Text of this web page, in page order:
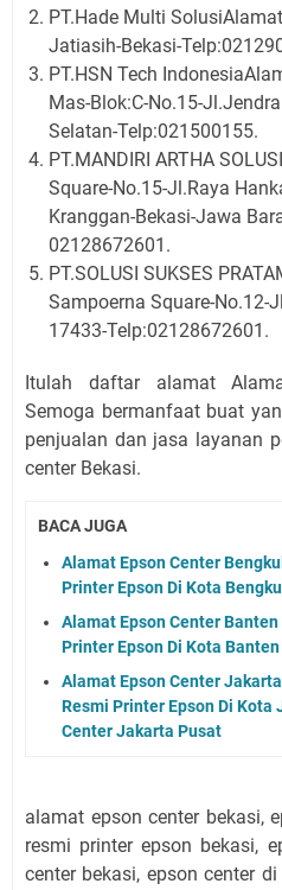
PT.Hade Multi
Jatiasih-Bekasi-
PT.HSN Tech
Mas-Blok:C-No.15-
Selatan-Telp:021500155.
PT.MANDIRI ARTHA
Square-No.15-Jl.Raya
Kranggan-Bekasi-Jawa
02128672601.
PT.SOLUSI SUKSES
Sampoerna Square-No.12-
17433-Telp:02128672601.
Itulah daftar alamat
Semoga bermanfaat buat
penjualan dan jasa layanan
center Bekasi.
BACA JUGA
Alamat Epson Center
Printer Epson Di Kota
Alamat Epson Center
Printer Epson Di Kota
Alamat Epson Center
Resmi Printer Epson Di Kota
Center Jakarta Pusat
alamat epson center bekasi,
resmi printer epson bekasi,
center bekasi, epson center